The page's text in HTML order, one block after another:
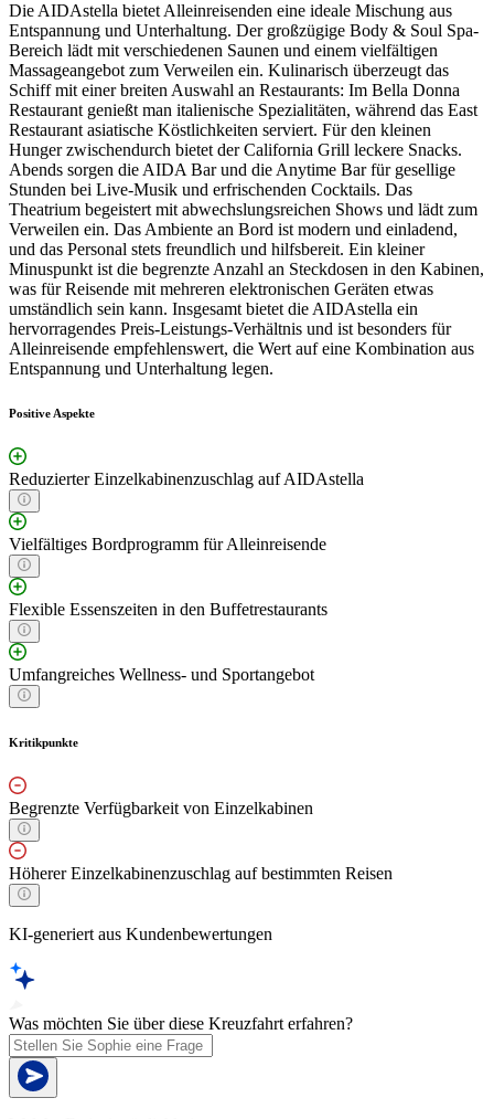
Die AIDAstella bietet Alleinreisenden eine ideale Mischung aus
Entspannung und Unterhaltung. Der großzügige Body & Soul Spa-
Bereich lädt mit verschiedenen Saunen und einem vielfältigen
Massageangebot zum Verweilen ein. Kulinarisch überzeugt das
Schiff mit einer breiten Auswahl an Restaurants: Im Bella Donna
Restaurant genießt man italienische Spezialitäten, während das East
Restaurant asiatische Köstlichkeiten serviert. Für den kleinen
Hunger zwischendurch bietet der California Grill leckere Snacks.
Abends sorgen die AIDA Bar und die Anytime Bar für gesellige
Stunden bei Live-Musik und erfrischenden Cocktails. Das
Theatrium begeistert mit abwechslungsreichen Shows und lädt zum
Verweilen ein. Das Ambiente an Bord ist modern und einladend,
und das Personal stets freundlich und hilfsbereit. Ein kleiner
Minuspunkt ist die begrenzte Anzahl an Steckdosen in den Kabinen,
was für Reisende mit mehreren elektronischen Geräten etwas
umständlich sein kann. Insgesamt bietet die AIDAstella ein
hervorragendes Preis-Leistungs-Verhältnis und ist besonders für
Alleinreisende empfehlenswert, die Wert auf eine Kombination aus
Entspannung und Unterhaltung legen.
Positive Aspekte
Reduzierter Einzelkabinenzuschlag auf AIDAstella
Vielfältiges Bordprogramm für Alleinreisende
Flexible Essenszeiten in den Buffetrestaurants
Umfangreiches Wellness- und Sportangebot
Kritikpunkte
Begrenzte Verfügbarkeit von Einzelkabinen
Höherer Einzelkabinenzuschlag auf bestimmten Reisen
KI-generiert aus Kundenbewertungen
Was möchten Sie über diese Kreuzfahrt erfahren?